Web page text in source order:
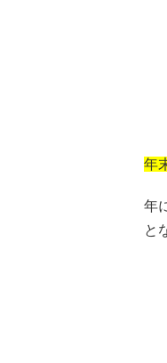
年
年
と